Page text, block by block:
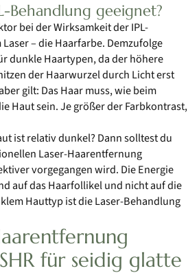
Behandlung geeignet?
bei der Wirksamkeit der IPL-
– die Haarfarbe. Demzufolge
dunkle Haartypen, da der höhere
der Haarwurzel durch Licht erst
gilt: Das Haar muss, wie beim
Haut sein. Je größer der Farbkontrast,
ist relativ dunkel? Dann solltest du
Laser-Haarentfernung
vorgegangen wird. Die Energie
auf das Haarfollikel und nicht auf die
Hauttyp ist die Laser-Behandlung
für seidig glatte